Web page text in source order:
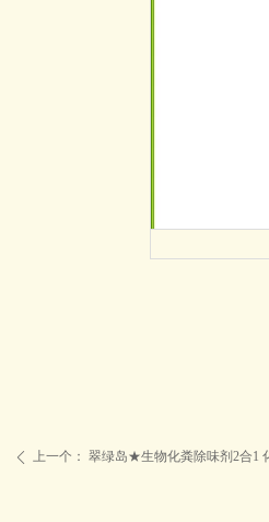
ꄴ 上一个： 翠绿岛★生物化粪除味剂2合1